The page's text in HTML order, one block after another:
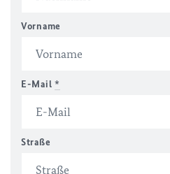
Vorname
E-Mail *
Straße